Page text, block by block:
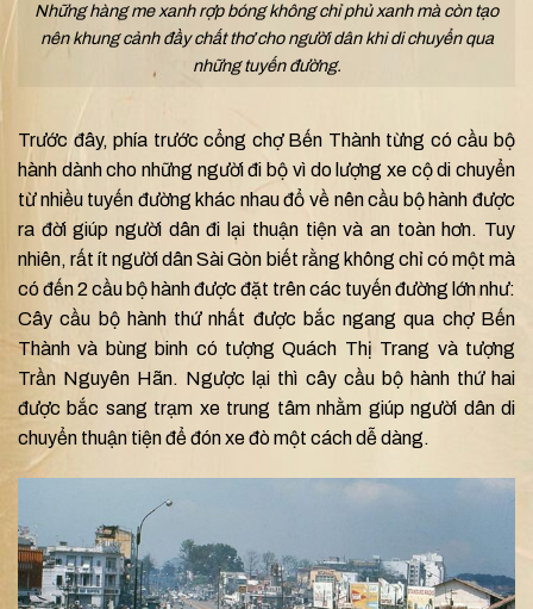
Những hàng me xanh rợp bóng không chỉ phủ xanh mà còn tạo
nên khung cảnh đầy chất thơ cho người dân khi di chuyển qua
những tuyến đường.
Trước đây, phía trước cổng chợ Bến Thành từng có cầu bộ
hành dành cho những người đi bộ vì do lượng xe cộ di chuyển
từ nhiều tuyến đường khác nhau đổ về nên cầu bộ hành được
ra đời giúp người dân đi lại thuận tiện và an toàn hơn. Tuy
nhiên, rất ít người dân Sài Gòn biết rằng không chỉ có một mà
có đến 2 cầu bộ hành được đặt trên các tuyến đường lớn như:
Cây cầu bộ hành thứ nhất được bắc ngang qua chợ Bến
Thành và bùng binh có tượng Quách Thị Trang và tượng
Trần Nguyên Hãn. Ngược lại thì cây cầu bộ hành thứ hai
được bắc sang trạm xe trung tâm nhằm giúp người dân di
chuyển thuận tiện để đón xe đò một cách dễ dàng.